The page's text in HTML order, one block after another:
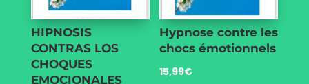
HIPNOSIS
CONTRAS LOS
CHOQUES
EMOCIONALES
Hypnose contre les
chocs émotionnels
15,99€